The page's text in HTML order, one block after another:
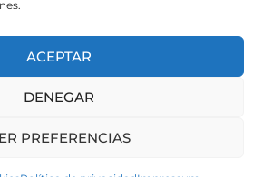
ACEPTAR
DENEGAR
PREFERENCIAS
Alliance. creada en 2024
Unión Europea, formada
europeas con la misma